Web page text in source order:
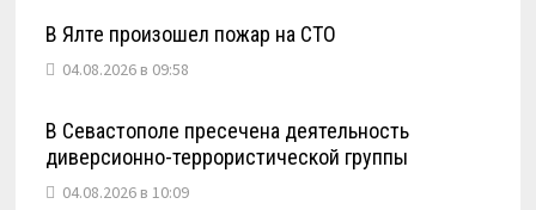
В Ялте произошел пожар на СТО
04.08.2026 в 09:58
В Севастополе пресечена деятельность
диверсионно-террористической группы
04.08.2026 в 10:09